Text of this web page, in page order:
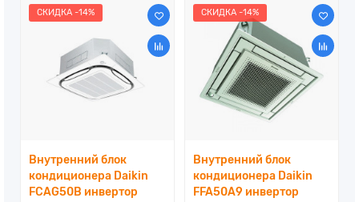
СКИДКА -14%
Внутренний блок
кондиционера Daikin
FCAG50B инвертор
СКИДКА -14%
Внутренний блок
кондиционера Daikin
FFA50A9 инвертор